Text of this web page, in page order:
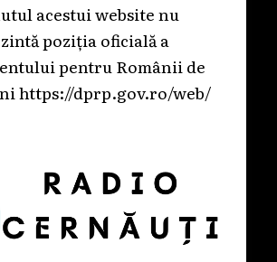
acestui website nu
poziția oficială a
pentru Românii de
https://dprp.gov.ro/web/